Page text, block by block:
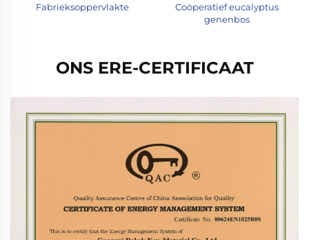
Fabrieksoppervlakte
Coöperatief eucalyptus
genenbos
ONS ERE-CERTIFICAAT